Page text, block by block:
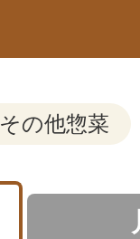
その他惣菜